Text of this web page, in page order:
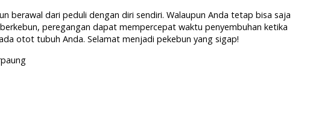
berawal dari peduli dengan diri sendiri. Walaupun Anda tetap bisa saja
peregangan dapat mempercepat waktu penyembuhan ketika
otot tubuh Anda. Selamat menjadi pekebun yang sigap!